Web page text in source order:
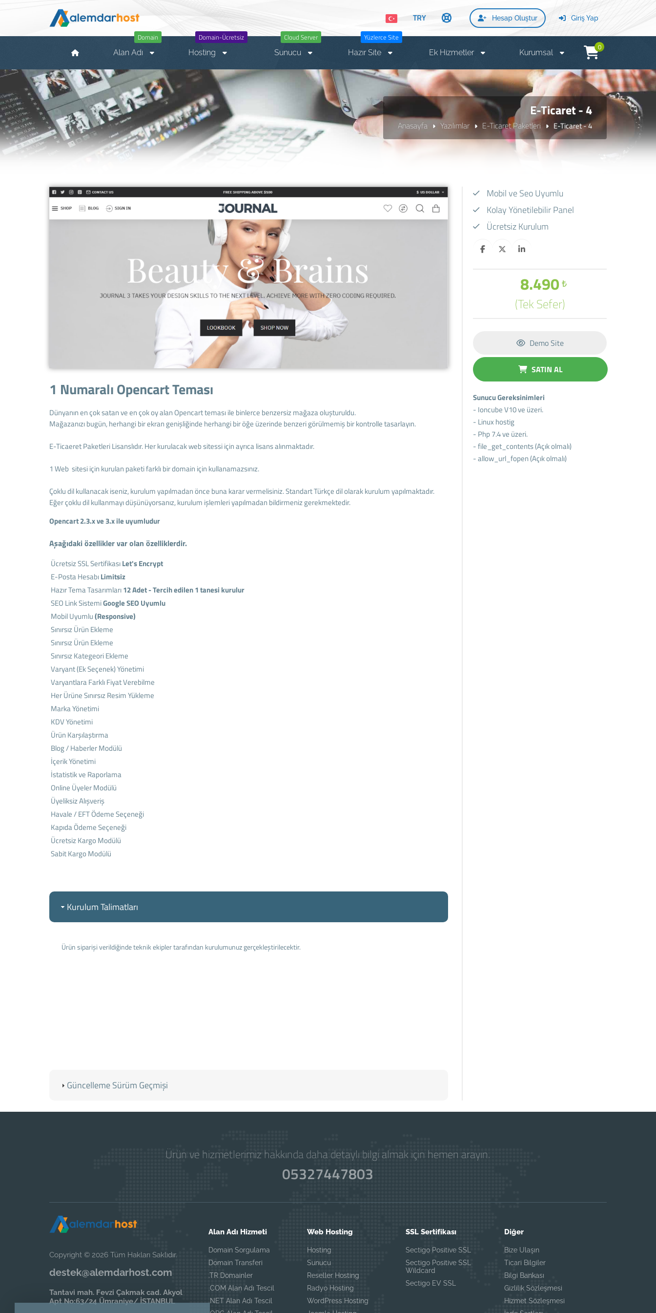
Giriş Yap
Hesap Oluştur
TRY
Domain
Alan Adı
Domain-Ücretsiz
Hosting
Cloud Server
Sunucu
Yüzlerce Site
Hazır Site Ek Hizmetler Kurumsal
0
E-Ticaret - 4
Anasayfa Yazılımlar E-Ticaret Paketleri E-Ticaret - 4
Mobil ve Seo Uyumlu
Kolay Yönetilebilir Panel
Ücretsiz Kurulum
₺
8.490
(Tek Sefer)
Demo Site
SATIN AL
Sunucu Gereksinimleri
- Ioncube V10 ve üzeri.
- Linux hostig
- Php 7.4 ve üzeri.
- file_get_contents (Açık olmalı)
- allow_url_fopen (Açık olmalı)
1 Numaralı Opencart Teması
Dünyanın en çok satan ve en çok oy alan Opencart teması ile binlerce benzersiz mağaza oluşturuldu.
Mağazanızı bugün, herhangi bir ekran genişliğinde herhangi bir öğe üzerinde benzeri görülmemiş bir kontrolle tasarlayın.
E-Ticaeret Paketleri Lisanslıdır. Her kurulacak web sitessi için ayrıca lisans alınmaktadır.
1 Web sitesi için kurulan paketi farklı bir domain için kullanamazsınız.
Çoklu dil kullanacak iseniz, kurulum yapılmadan önce buna karar vermelisiniz. Standart Türkçe dil olarak kurulum yapılmaktadır.
Eğer çoklu dil kullanmayı düşünüyorsanız, kurulum işlemleri yapılmadan bildirmeniz gerekmektedir.
Opencart 2.3.x ve 3.x ile uyumludur
Aşağıdaki özellikler var olan özelliklerdir.
Ücretsiz SSL SertifikasıLet's Encrypt
E-Posta HesabıLimitsiz
Hazır Tema Tasarımları12 Adet - Tercih edilen 1 tanesi kurulur
SEO Link SistemiGoogle SEO Uyumlu
Mobil Uyumlu(Responsive)
Sınırsız Ürün Ekleme
Sınırsız Ürün Ekleme
Sınırsız Kategeori Ekleme
Varyant (Ek Seçenek) Yönetimi
Varyantlara Farklı Fiyat Verebilme
Her Ürüne Sınırsız Resim Yükleme
Marka Yönetimi
KDV Yönetimi
Ürün Karşılaştırma
Blog / Haberler Modülü
İçerik Yönetimi
İstatistik ve Raporlama
Online Üyeler Modülü
Üyeliksiz Alışveriş
Havale / EFT Ödeme Seçeneği
Kapıda Ödeme Seçeneği
Ücretsiz Kargo Modülü
Sabit Kargo Modülü
Kurulum Talimatları
Ürün siparişi verildiğinde teknik ekipler tarafından kurulumunuz gerçekleştirilecektir.
Güncelleme Sürüm Geçmişi
Ürün ve hizmetlerimiz hakkında daha detaylı bilgi almak için hemen arayın.
05327447803
Copyright © 2026 Tüm Hakları Saklıdır.
destek@alemdarhost.com
Tantavi mah. Fevzi Çakmak cad. Akyol
Apt No:63/24 Ümraniye/ İSTANBUL
Alan Adı Hizmeti
Domain Sorgulama
Domain Transferi
.TR Domainler
.COM Alan Adı Tescil
.NET Alan Adı Tescil
Web Hosting
Hosting
Sunucu
Reseller Hosting
Radyo Hosting
WordPress Hosting
SSL Sertifikası
Sectigo Positive SSL
Sectigo Positive SSL
Wildcard
Sectigo EV SSL
Diğer
Bize Ulaşın
Ticari Bilgiler
Bilgi Bankası
Gizlilik Sözleşmesi
Hizmet Sözleşmesi